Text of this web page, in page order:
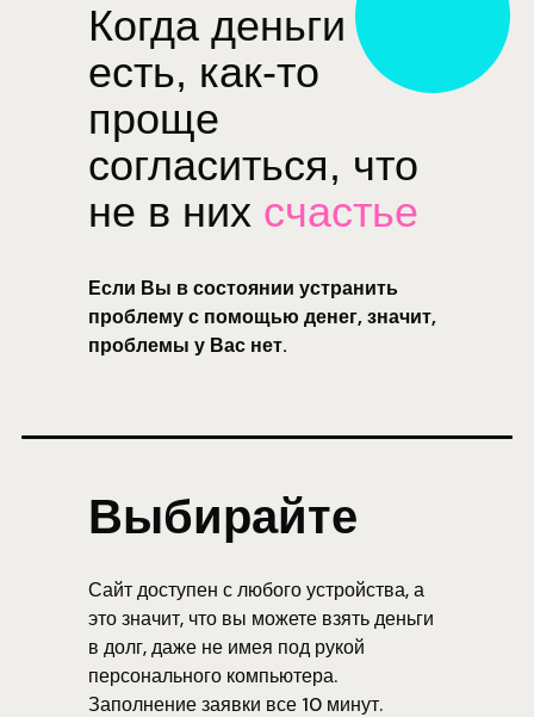
Когда деньги
есть, как-то
проще
согласиться, что
не в них счастье
Если Вы в состоянии устранить
проблему с помощью денег, значит,
проблемы у Вас нет.
Сайт доступен с любого устройства, а
это значит, что вы можете взять деньги
в долг, даже не имея под рукой
персонального компьютера.
Заполнение заявки все 10 минут.
Выбирайте